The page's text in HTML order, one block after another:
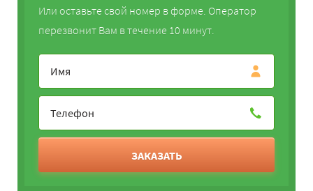
Или оставьте свой номер в форме. Оператор
перезвонит Вам в течение 10 минут.
ЗАКАЗАТЬ